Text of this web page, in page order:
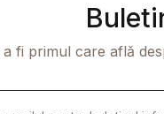
fi primul care află